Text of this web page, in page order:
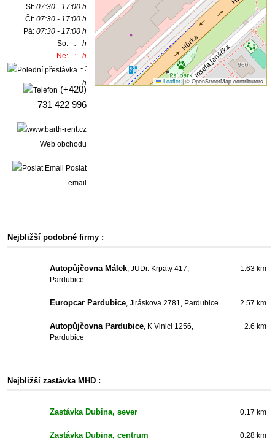
St:07:30 - 17:00 h
Čt:07:30 - 17:00 h
Pá:07:30 - 17:00 h
So:- : - h
Ne:- : - h
- :
- h
(+420)
731 422 996
Web obchodu
Poslat
email
Leaflet |© OpenStreetMap contributors
Nejbližší podobné firmy :
Autopůjčovna Málek, JUDr. Krpaty 417,
Pardubice
1.63 km
Europcar Pardubice, Jiráskova 2781, Pardubice 2.57 km
Autopůjčovna Pardubice, K Vinici 1256,
Pardubice
2.6 km
Nejbližší zastávka MHD :
Zastávka Dubina, sever 0.17 km
Zastávka Dubina, centrum 0.28 km